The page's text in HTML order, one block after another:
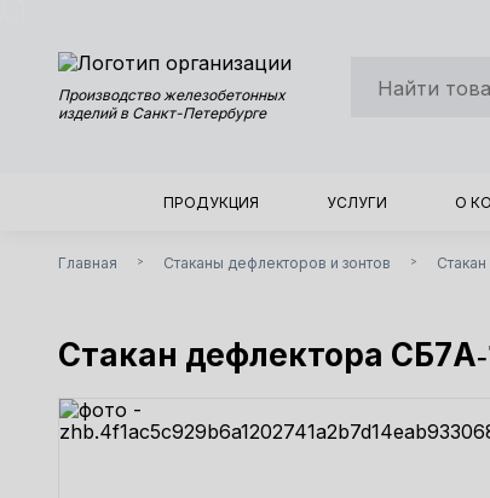
Производство железобетонных
изделий в Санкт-Петербурге
ПРОДУКЦИЯ УСЛУГИ О
Главная > Стаканы дефлекторов и зонтов >
Стакан дефлектора